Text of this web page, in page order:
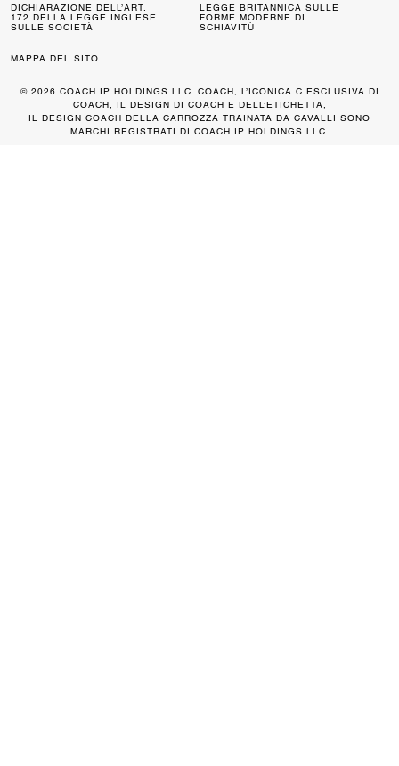
DICHIARAZIONE DELL’ART.
172 DELLA LEGGE INGLESE
SULLE SOCIETÀ
LEGGE BRITANNICA SULLE
FORME MODERNE DI
SCHIAVITÙ
MAPPA DEL SITO
© 2026 COACH IP HOLDINGS LLC. COACH, L’ICONICA C ESCLUSIVA DI
COACH, IL DESIGN DI COACH E DELL’ETICHETTA,
IL DESIGN COACH DELLA CARROZZA TRAINATA DA CAVALLI SONO
MARCHI REGISTRATI DI COACH IP HOLDINGS LLC.